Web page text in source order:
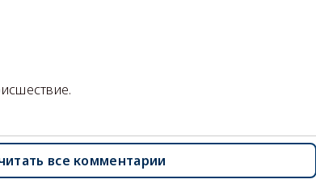
все комментарии